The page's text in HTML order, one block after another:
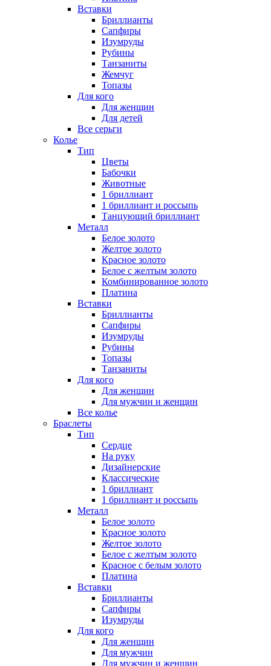
Вставки
Бриллианты
Сапфиры
Изумруды
Рубины
Танзаниты
Жемчуг
Топазы
Для кого
Для женщин
Для детей
Все серьги
Колье
Тип
Цветы
Бабочки
Животные
1 бриллиант
1 бриллиант и россыпь
Танцующий бриллиант
Металл
Белое золото
Желтое золото
Красное золото
Белое с желтым золото
Комбинированное золото
Платина
Вставки
Бриллианты
Сапфиры
Изумруды
Рубины
Топазы
Танзаниты
Для кого
Для женщин
Для мужчин и женщин
Все колье
Браслеты
Тип
Сердце
На руку
Дизайнерские
Классические
1 бриллиант
1 бриллиант и россыпь
Металл
Белое золото
Красное золото
Желтое золото
Белое с желтым золото
Красное с белым золото
Платина
Вставки
Бриллианты
Сапфиры
Изумруды
Для кого
Для женщин
Для мужчин
Для мужчин и женщин